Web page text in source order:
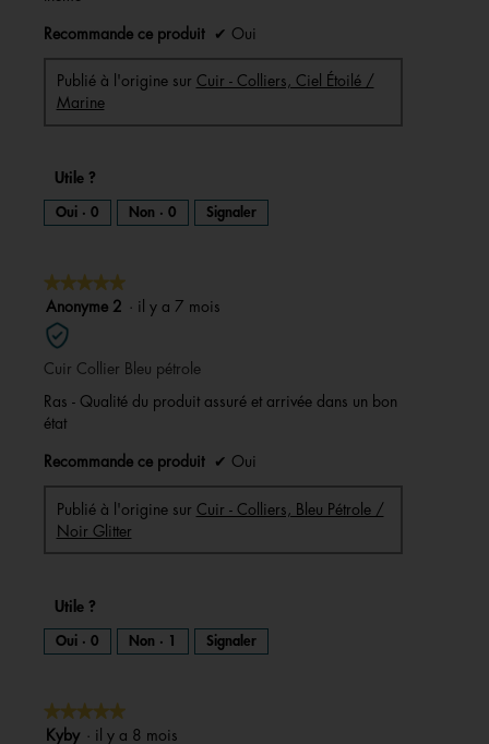
Recommande ce produit ✔ Oui
Publié à l'origine sur Cuir - Colliers, Ciel Étoilé /
Marine
Utile ?
Oui · 0 Non · 0 Signaler
★★★★★
★★★★★
5
sur
5
étoiles.
Anonyme 2 · il y a 7 mois
Cuir Collier Bleu pétrole
Ras - Qualité du produit assuré et arrivée dans un bon
état
Recommande ce produit ✔ Oui
Publié à l'origine sur Cuir - Colliers, Bleu Pétrole /
Noir Glitter
Utile ?
Oui · 0 Non · 1 Signaler
★★★★★
★★★★★
5Kyby · il y a 8 mois